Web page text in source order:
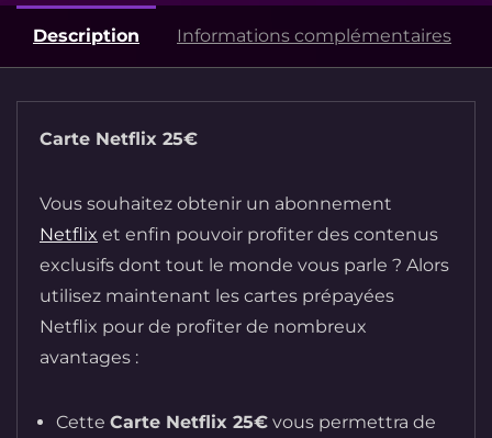
Description Informations complémentaires
Carte Netflix 25€
Vous souhaitez obtenir un abonnement
Netflix et enfin pouvoir profiter des contenus
exclusifs dont tout le monde vous parle ? Alors
utilisez maintenant les cartes prépayées
Netflix pour de profiter de nombreux
avantages :
Cette Carte Netflix 25€ vous permettra de